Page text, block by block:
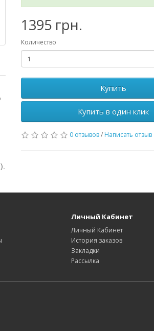
1395 грн.
Количество
Купить
Купить в один клик
0 отзывов/ Написать отзыв
Личный Кабинет
Личный Кабинет
История заказов
Закладки
Рассылка